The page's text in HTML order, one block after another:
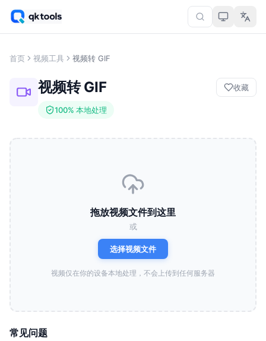
首页 视频工具 视频转 GIF
视频转 GIF
100% 本地处理
收藏
拖放视频文件到这里
或
选择视频文件
视频仅在你的设备本地处理，不会上传到任何服务器
常见问题